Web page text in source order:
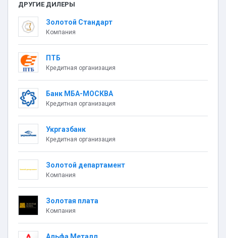
ДРУГИЕ ДИЛЕРЫ
Золотой Стандарт
Компания
ПТБ
Кредитная организация
Банк МБА-МОСКВА
Кредитная организация
Укргазбанк
Кредитная организация
Золотой департамент
Компания
Золотая плата
Компания
Альфа Металл